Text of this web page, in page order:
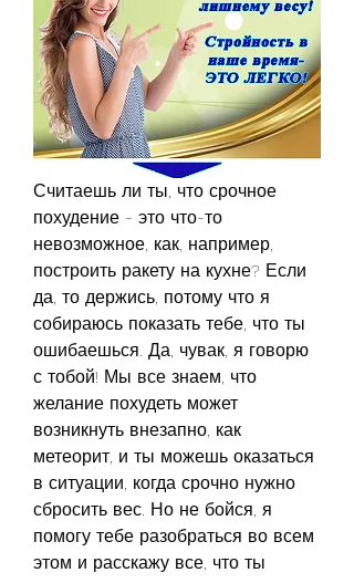
Считаешь ли ты, что срочное
похудение - это что-то
невозможное, как, например,
построить ракету на кухне? Если
да, то держись, потому что я
собираюсь показать тебе, что ты
ошибаешься. Да, чувак, я говорю
с тобой! Мы все знаем, что
желание похудеть может
возникнуть внезапно, как
метеорит, и ты можешь оказаться
в ситуации, когда срочно нужно
сбросить вес. Но не бойся, я
помогу тебе разобраться во всем
этом и расскажу все, что ты